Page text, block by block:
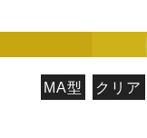
MA型 クリア